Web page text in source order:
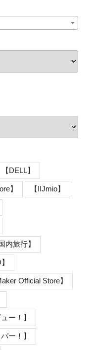
【DELL】
】 【IIJmio】
内旅行】
Official Store】
ー！】
ー！】